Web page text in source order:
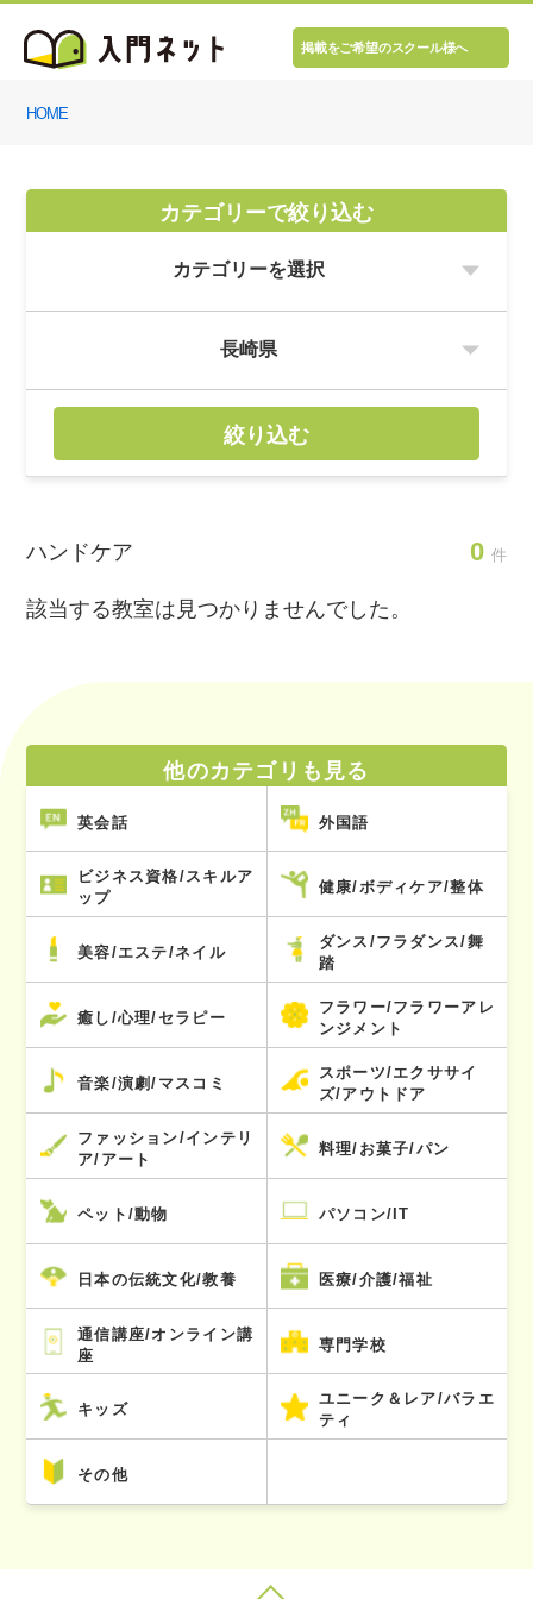
掲載をご希望のスクール様へ
HOME
カテゴリーで絞り込む
絞り込む
ハンドケア 0 件
該当する教室は見つかりませんでした。
他のカテゴリも見る
英会話 外国語
ビジネス資格/スキルア
ップ
健康/ボディケア/整体
美容/エステ/ネイル
ダンス/フラダンス/舞
踏
癒し/心理/セラピー
フラワー/フラワーアレ
ンジメント
音楽/演劇/マスコミ
スポーツ/エクササイ
ズ/アウトドア
ファッション/インテリ
ア/アート
料理/お菓子/パン
ペット/動物 パソコン/IT
日本の伝統文化/教養 医療/介護/福祉
通信講座/オンライン講
座
専門学校
キッズ
ユニーク＆レア/バラエ
ティ
その他